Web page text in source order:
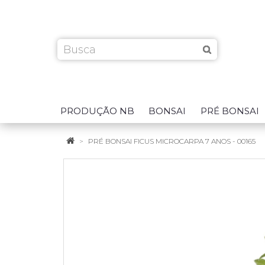
PRODUÇÃO NB BONSAI PRÉ BONSAI
PRÉ BONSAI FICUS MICROCARPA 7 ANOS - 00165